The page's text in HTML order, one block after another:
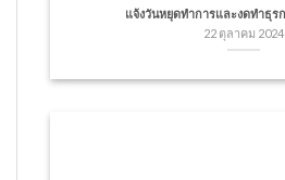
แจ้งวันหยุดทำการและงดทำธุร
22 ตุลาคม 2024